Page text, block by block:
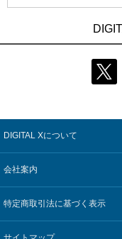
技術を使う抽出方
Umios、消費者起
4
【COMPUTEX
5 フィジカルAIが迫
合基盤を本格稼働
鹿島建設、鋼管柱
AIを遠隔監視シス
4
そもそも今の仕事
5
製造業の現場の暗
管理基盤、LIGHTz
DIGITAL Xについて
会社案内
特定商取引法に基づく表示